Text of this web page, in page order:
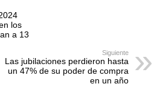
los
a 13
Siguiente
Las jubilaciones perdieron hasta
un 47% de su poder de compra
en un año